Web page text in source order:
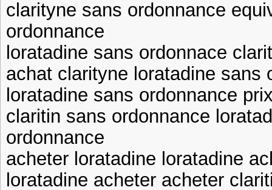
clarityne sans ordonnance
ordonnance
loratadine sans ordonnace
achat clarityne loratadine sans
loratadine sans ordonnance
claritin sans ordonnance
ordonnance
acheter loratadine loratadine
loratadine acheter acheter